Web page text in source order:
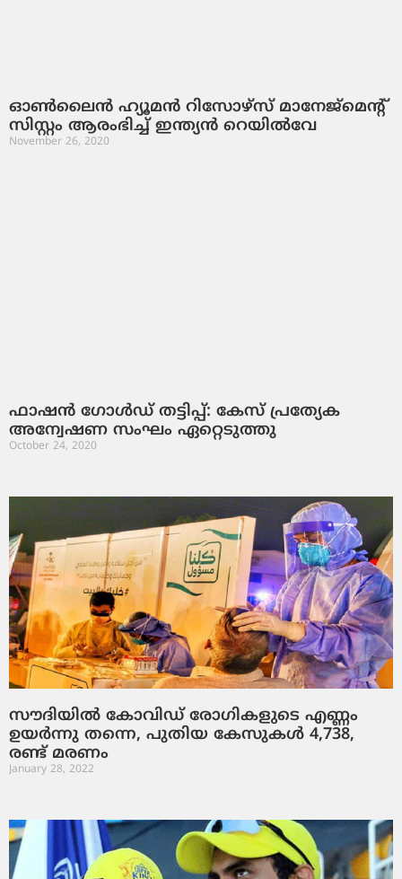
ഓണ്‍ലൈന്‍ ഹ്യൂമന്‍ റിസോഴ്സ് മാനേജ്മെന്റ്
സിസ്റ്റം ആരംഭിച്ച് ഇന്ത്യന്‍ റെയില്‍വേ
November 26, 2020
ഫാഷന്‍ ഗോള്‍ഡ് തട്ടിപ്പ്: കേസ് പ്രത്യേക
അന്വേഷണ സംഘം ഏറ്റെടുത്തു
October 24, 2020
സൗദിയില്‍ കോവിഡ് രോഗികളുടെ എണ്ണം
ഉയര്‍ന്നു തന്നെ, പുതിയ കേസുകള്‍ 4,738,
രണ്ട് മരണം
January 28, 2022